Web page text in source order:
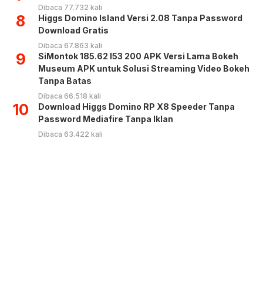
Dibaca 77.732 kali
8
Higgs Domino Island Versi 2.08 Tanpa Password
Download Gratis
Dibaca 67.863 kali
9
SiMontok 185.62 l53 200 APK Versi Lama Bokeh
Museum APK untuk Solusi Streaming Video Bokeh
Tanpa Batas
Dibaca 66.518 kali
10
Download Higgs Domino RP X8 Speeder Tanpa
Password Mediafire Tanpa Iklan
Dibaca 63.422 kali